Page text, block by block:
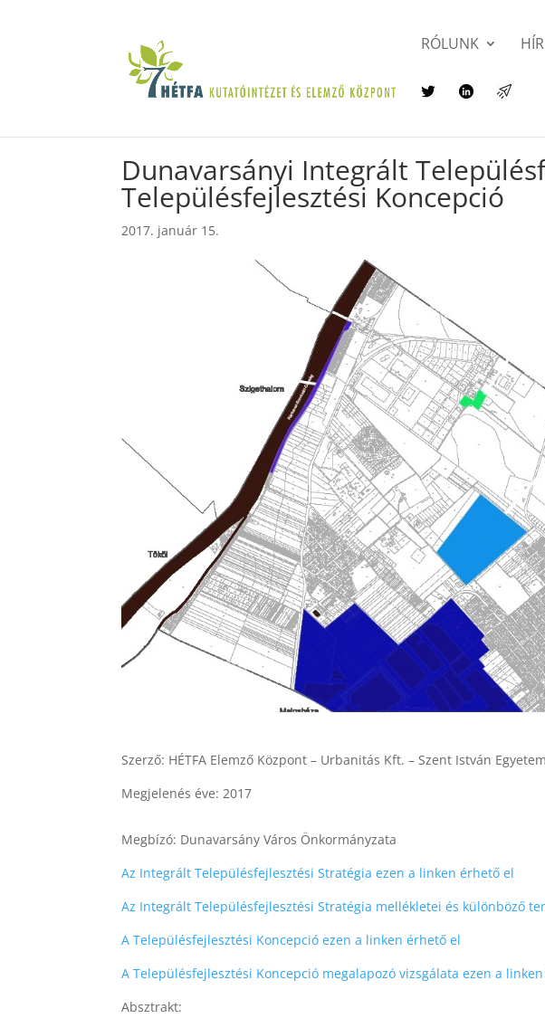
RÓLUNK
Dunavarsányi Integrált
Településfejlesztési Koncepció
2017. január 15.
Szerző: HÉTFA Elemző Központ – Urbanitás Kft. – Szent István
Megjelenés éve: 2017
Megbízó: Dunavarsány Város Önkormányzata
Az Integrált Településfejlesztési Stratégia ezen a linken érhető el
Az Integrált Településfejlesztési Stratégia mellékletei és különböző
A Településfejlesztési Koncepció ezen a linken érhető el
A Településfejlesztési Koncepció megalapozó vizsgálata ezen a
Absztrakt: